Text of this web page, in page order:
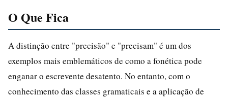
O Que Fica
A distinção entre "precisão" e "precisam" é um dos
exemplos mais emblemáticos de como a fonética pode
enganar o escrevente desatento. No entanto, com o
conhecimento das classes gramaticais e a aplicação de